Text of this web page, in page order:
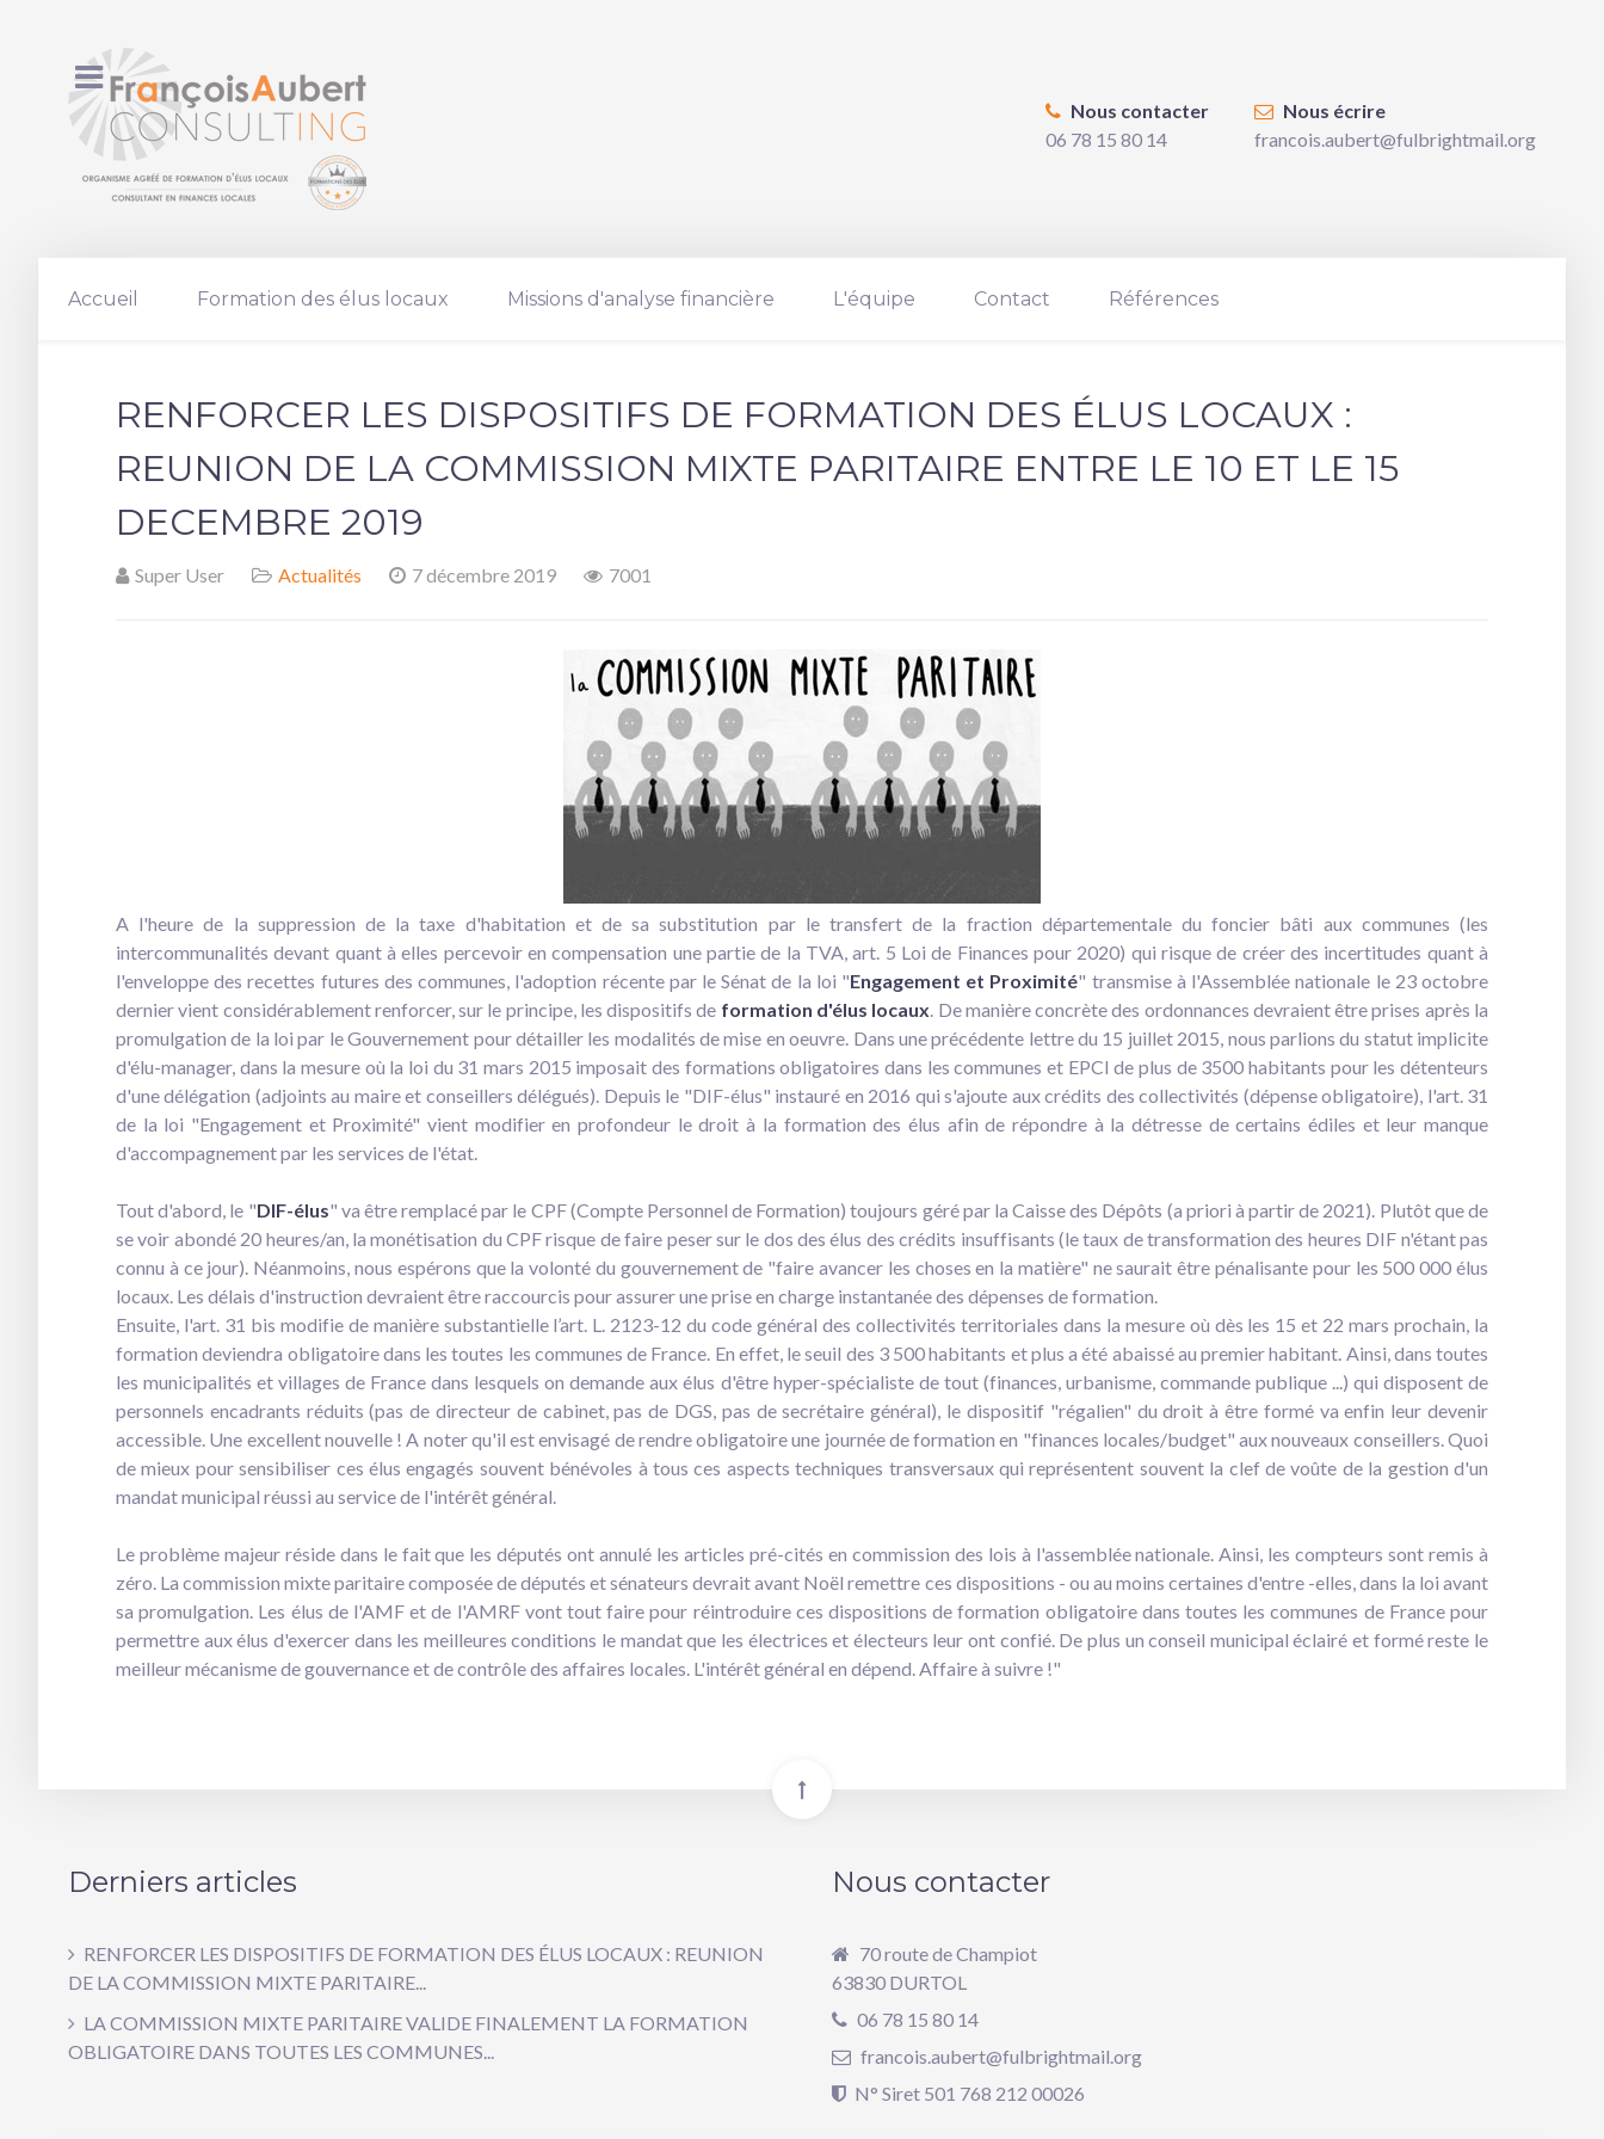
Nous contacter
06 78 15 80 14
Nous écrire
francois.aubert@fulbrightmail.org
Accueil Formation des élus locaux Missions d'analyse financière L'équipe Contact Références
RENFORCER LES DISPOSITIFS DE FORMATION DES ÉLUS LOCAUX :
REUNION DE LA COMMISSION MIXTE PARITAIRE ENTRE LE 10 ET LE 15
DECEMBRE 2019
Super User Actualités 7 décembre 2019 7001
A l'heure de la suppression de la taxe d'habitation et de sa substitution par le transfert de la fraction départementale du foncier bâti aux communes (les
intercommunalités devant quant à elles percevoir en compensation une partie de la TVA, art. 5 Loi de Finances pour 2020) qui risque de créer des incertitudes quant à
l'enveloppe des recettes futures des communes, l'adoption récente par le Sénat de la loi "Engagement et Proximité" transmise à l'Assemblée nationale le 23 octobre
dernier vient considérablement renforcer, sur le principe, les dispositifs de formation d'élus locaux. De manière concrète des ordonnances devraient être prises après la
promulgation de la loi par le Gouvernement pour détailler les modalités de mise en oeuvre. Dans une précédente lettre du 15 juillet 2015, nous parlions du statut implicite
d'élu-manager, dans la mesure où la loi du 31 mars 2015 imposait des formations obligatoires dans les communes et EPCI de plus de 3500 habitants pour les détenteurs
d'une délégation (adjoints au maire et conseillers délégués). Depuis le "DIF-élus" instauré en 2016 qui s'ajoute aux crédits des collectivités (dépense obligatoire), l'art. 31
de la loi "Engagement et Proximité" vient modifier en profondeur le droit à la formation des élus afin de répondre à la détresse de certains édiles et leur manque
d'accompagnement par les services de l'état.
Tout d'abord, le "DIF-élus" va être remplacé par le CPF (Compte Personnel de Formation) toujours géré par la Caisse des Dépôts (a priori à partir de 2021). Plutôt que de
se voir abondé 20 heures/an, la monétisation du CPF risque de faire peser sur le dos des élus des crédits insuffisants (le taux de transformation des heures DIF n'étant pas
connu à ce jour). Néanmoins, nous espérons que la volonté du gouvernement de "faire avancer les choses en la matière" ne saurait être pénalisante pour les 500 000 élus
locaux. Les délais d'instruction devraient être raccourcis pour assurer une prise en charge instantanée des dépenses de formation.
Ensuite, l'art. 31 bis modifie de manière substantielle l’art. L. 2123-12 du code général des collectivités territoriales dans la mesure où dès les 15 et 22 mars prochain, la
formation deviendra obligatoire dans les toutes les communes de France. En effet, le seuil des 3 500 habitants et plus a été abaissé au premier habitant. Ainsi, dans toutes
les municipalités et villages de France dans lesquels on demande aux élus d'être hyper-spécialiste de tout (finances, urbanisme, commande publique ...) qui disposent de
personnels encadrants réduits (pas de directeur de cabinet, pas de DGS, pas de secrétaire général), le dispositif "régalien" du droit à être formé va enfin leur devenir
accessible. Une excellent nouvelle ! A noter qu'il est envisagé de rendre obligatoire une journée de formation en "finances locales/budget" aux nouveaux conseillers. Quoi
de mieux pour sensibiliser ces élus engagés souvent bénévoles à tous ces aspects techniques transversaux qui représentent souvent la clef de voûte de la gestion d'un
mandat municipal réussi au service de l'intérêt général.
Le problème majeur réside dans le fait que les députés ont annulé les articles pré-cités en commission des lois à l'assemblée nationale. Ainsi, les compteurs sont remis à
zéro. La commission mixte paritaire composée de députés et sénateurs devrait avant Noël remettre ces dispositions - ou au moins certaines d'entre -elles, dans la loi avant
sa promulgation. Les élus de l'AMF et de l'AMRF vont tout faire pour réintroduire ces dispositions de formation obligatoire dans toutes les communes de France pour
permettre aux élus d'exercer dans les meilleures conditions le mandat que les électrices et électeurs leur ont confié. De plus un conseil municipal éclairé et formé reste le
meilleur mécanisme de gouvernance et de contrôle des affaires locales. L'intérêt général en dépend. Affaire à suivre !"
Derniers articles
RENFORCER LES DISPOSITIFS DE FORMATION DES ÉLUS LOCAUX : REUNION
DE LA COMMISSION MIXTE PARITAIRE...
LA COMMISSION MIXTE PARITAIRE VALIDE FINALEMENT LA FORMATION
OBLIGATOIRE DANS TOUTES LES COMMUNES...
Nous contacter
70 route de Champiot
63830 DURTOL
06 78 15 80 14
francois.aubert@fulbrightmail.org
N° Siret 501 768 212 00026